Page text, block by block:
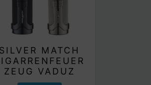
SILVER MATCH
ZEUG VADUZ